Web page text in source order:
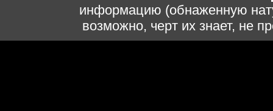
информацию (обнаженную
возможно, черт их знает, не